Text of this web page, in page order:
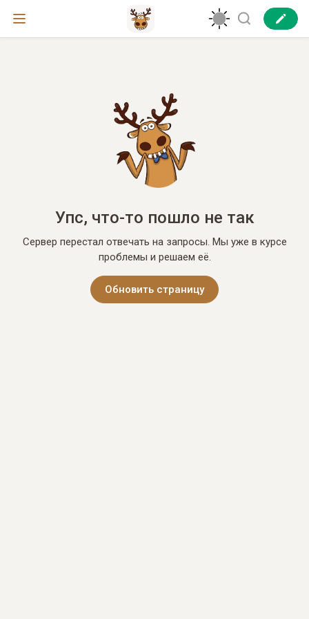
Упс, что-то пошло не так
Сервер перестал отвечать на запросы. Мы уже в курсе
проблемы и решаем её.
Обновить страницу